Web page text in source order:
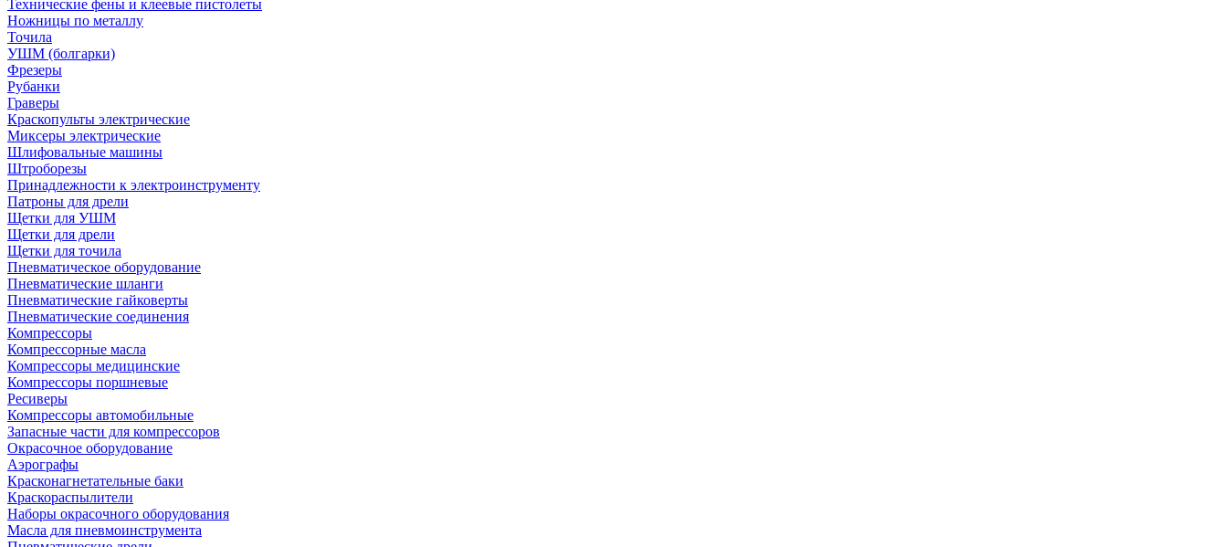
Технические фены и клеевые пистолеты
Ножницы по металлу
Точила
УШМ (болгарки)
Фрезеры
Рубанки
Граверы
Краскопульты электрические
Миксеры электрические
Шлифовальные машины
Штроборезы
Принадлежности к электроинструменту
Патроны для дрели
Щетки для УШМ
Щетки для дрели
Щетки для точила
Пневматическое оборудование
Пневматические шланги
Пневматические гайковерты
Пневматические соединения
Компрессоры
Компрессорные масла
Компрессоры медицинские
Компрессоры поршневые
Ресиверы
Компрессоры автомобильные
Запасные части для компрессоров
Окрасочное оборудование
Аэрографы
Красконагнетательные баки
Краскораспылители
Наборы окрасочного оборудования
Масла для пневмоинструмента